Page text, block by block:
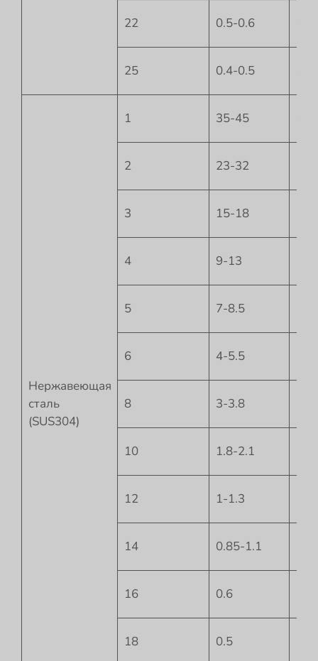
22 0.5-0.6
25 0.4-0.5
Нержавеющая
сталь
(SUS304)
1 35-45
2 23-32
3 15-18
4 9-13
5 7-8.5
6 4-5.5
8 3-3.8
10 1.8-2.1
12 1-1.3
14 0.85-1.1
16 0.6
18 0.5